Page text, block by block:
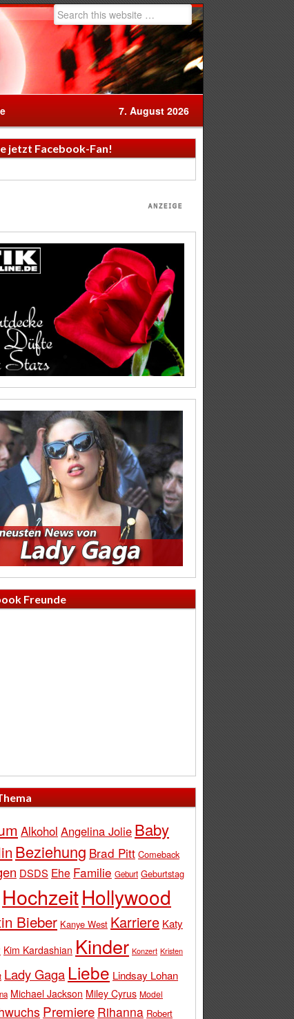
7. August 2026
jetzt Facebook-Fan!
Freunde
Alkohol Angelina Jolie Baby
Beziehung Brad Pitt Comeback
DSDS Ehe Familie Geburt Geburtstag
HochzeitHollywood
Bieber Kanye West Karriere Katy
Kim Kardashian Kinder Konzert Kristen
Lady Gaga Liebe Lindsay Lohan
Michael Jackson Miley Cyrus Model
Premiere Rihanna Robert